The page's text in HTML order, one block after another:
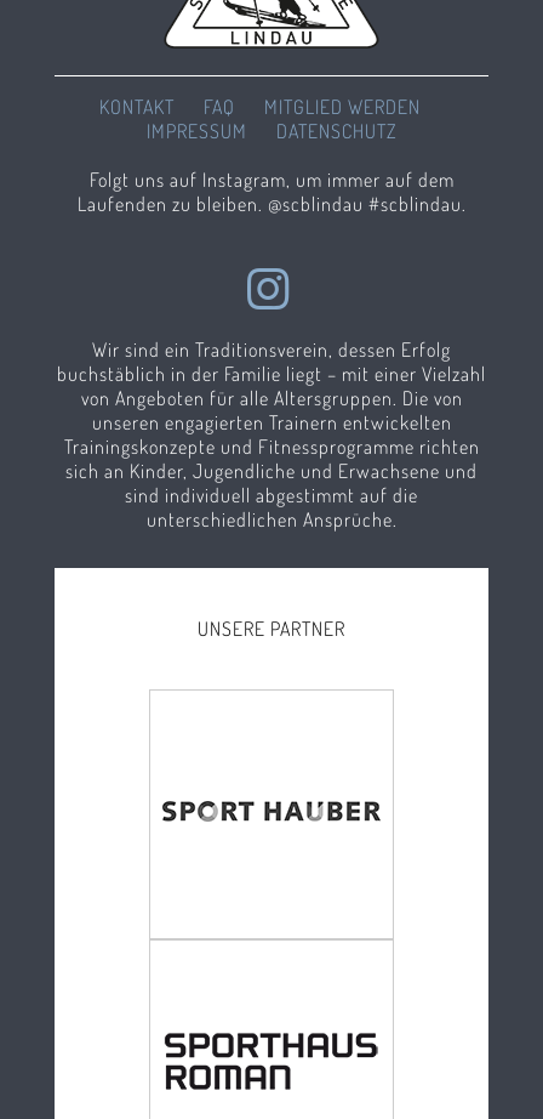
KONTAKT FAQ
MITGLIED WERDEN
IMPRESSUM
DATENSCHUTZ
Folgt uns auf Instagram, um immer auf dem
Laufenden zu bleiben. @scblindau #scblindau.
Wir sind ein Traditionsverein, dessen Erfolg
buchstäblich in der Familie liegt – mit einer Vielzahl
von Angeboten für alle Altersgruppen. Die von
unseren engagierten Trainern entwickelten
Trainingskonzepte und Fitnessprogramme richten
sich an Kinder, Jugendliche und Erwachsene und
sind individuell abgestimmt auf die
unterschiedlichen Ansprüche.
UNSERE PARTNER